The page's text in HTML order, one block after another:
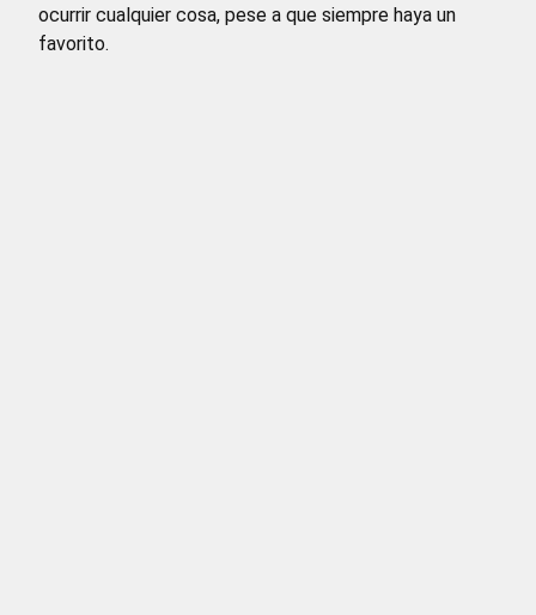
ocurrir cualquier cosa, pese a que siempre haya un
favorito.